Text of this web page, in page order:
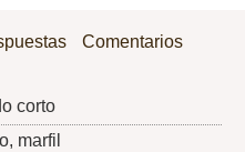
Comentarios
corto
marfil